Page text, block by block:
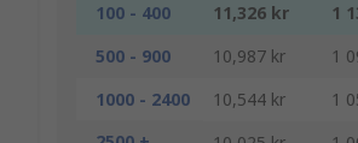
100 - 400 11,326 kr
1
500 - 900
10,987 kr
1
1000 - 2400
10,544 kr
1